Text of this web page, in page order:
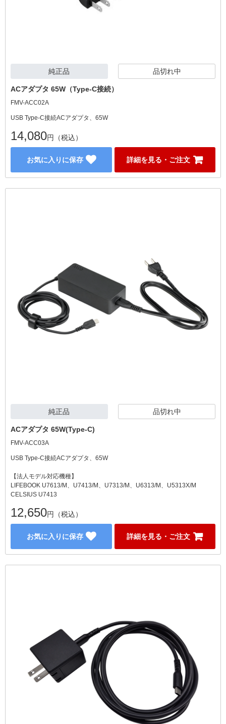
純正品 品切れ中
ACアダプタ 65W（Type-C接続）
FMV-ACC02A
USB Type-C接続ACアダプタ、65W
14,080円（税込）
お気に入りに保存 詳細を見る・ご注文
純正品 品切れ中
ACアダプタ 65W(Type-C)
FMV-ACC03A
USB Type-C接続ACアダプタ、65W
【法人モデル対応機種】
LIFEBOOK U7613/M、U7413/M、U7313/M、U6313/M、U5313X/M
CELSIUS U7413
12,650円（税込）
お気に入りに保存 詳細を見る・ご注文